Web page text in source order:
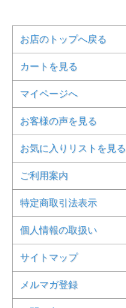
お店のトップへ戻る
カートを見る
マイページへ
お客様の声を見る
お気に入りリストを見る
ご利用案内
特定商取引法表示
個人情報の取扱い
サイトマップ
メルマガ登録